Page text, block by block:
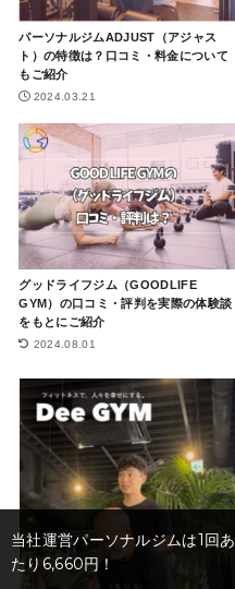
パーソナルジムADJUST（アジャス
ト）の特徴は？口コミ・料金について
もご紹介
2024.03.21
グッドライフジム（GOODLIFE
GYM）の口コミ・評判を実際の体験談
をもとにご紹介
2024.08.01
当社運営パーソナルジムは1回あ
たり6,660円！